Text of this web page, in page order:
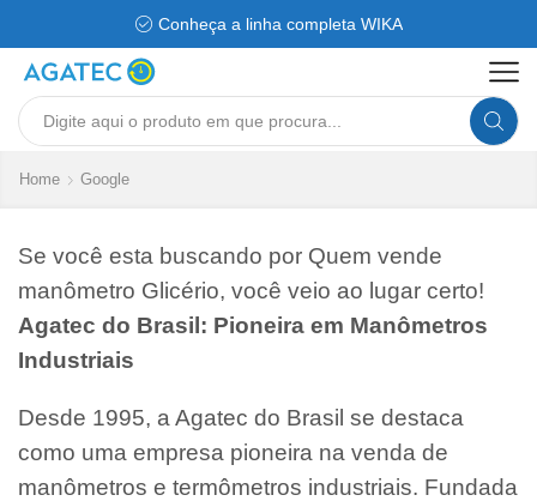
Conheça a linha completa WIKA
Search
Home Google
Se você esta buscando por Quem vende
manômetro Glicério, você veio ao lugar certo!
Agatec do Brasil: Pioneira em Manômetros
Industriais
Desde 1995, a Agatec do Brasil se destaca
como uma empresa pioneira na venda de
manômetros e termômetros industriais. Fundada